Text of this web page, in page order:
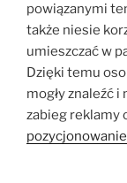
powiązanymi
także niesie
umieszczać w
Dzięki temu
mogły znaleźć
zabieg reklamy